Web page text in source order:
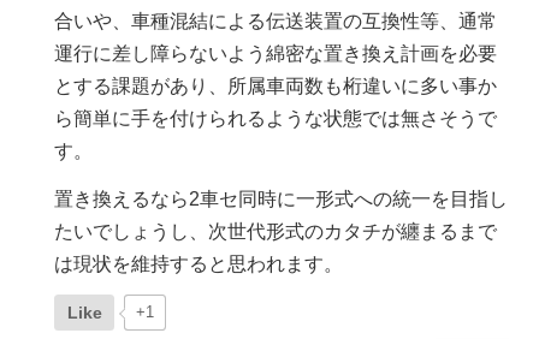
合いや、車種混結による伝送装置の互換性等、通常
運行に差し障らないよう綿密な置き換え計画を必要
とする課題があり、所属車両数も桁違いに多い事か
ら簡単に手を付けられるような状態では無さそうで
す。
置き換えるなら2車セ同時に一形式への統一を目指し
たいでしょうし、次世代形式のカタチが纏まるまで
は現状を維持すると思われます。
Like +1